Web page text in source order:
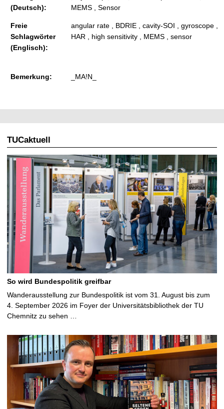
(Deutsch):
MEMS , Sensor
Freie
Schlagwörter
(Englisch):
angular rate , BDRIE , cavity-SOI , gyroscope ,
HAR , high sensitivity , MEMS , sensor
Bemerkung: _MA!N_
TUCaktuell
So wird Bundespolitik greifbar
Wanderausstellung zur Bundespolitik ist vom 31. August bis zum
4. September 2026 im Foyer der Universitätsbibliothek der TU
Chemnitz zu sehen …